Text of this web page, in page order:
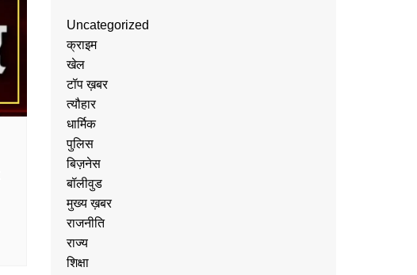
Uncategorized
क्राइम
खेल
टॉप ख़बर
त्यौहार
धार्मिक
पुलिस
बिज़नेस
बॉलीवुड
मुख्य ख़बर
राजनीति
राज्य
शिक्षा